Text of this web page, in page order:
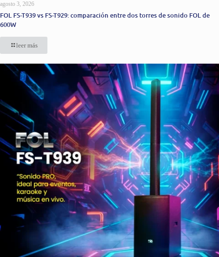
agosto 3, 2026
FOL FS-T939 vs FS-T929: comparación entre dos torres de sonido FOL de
600W
leer más